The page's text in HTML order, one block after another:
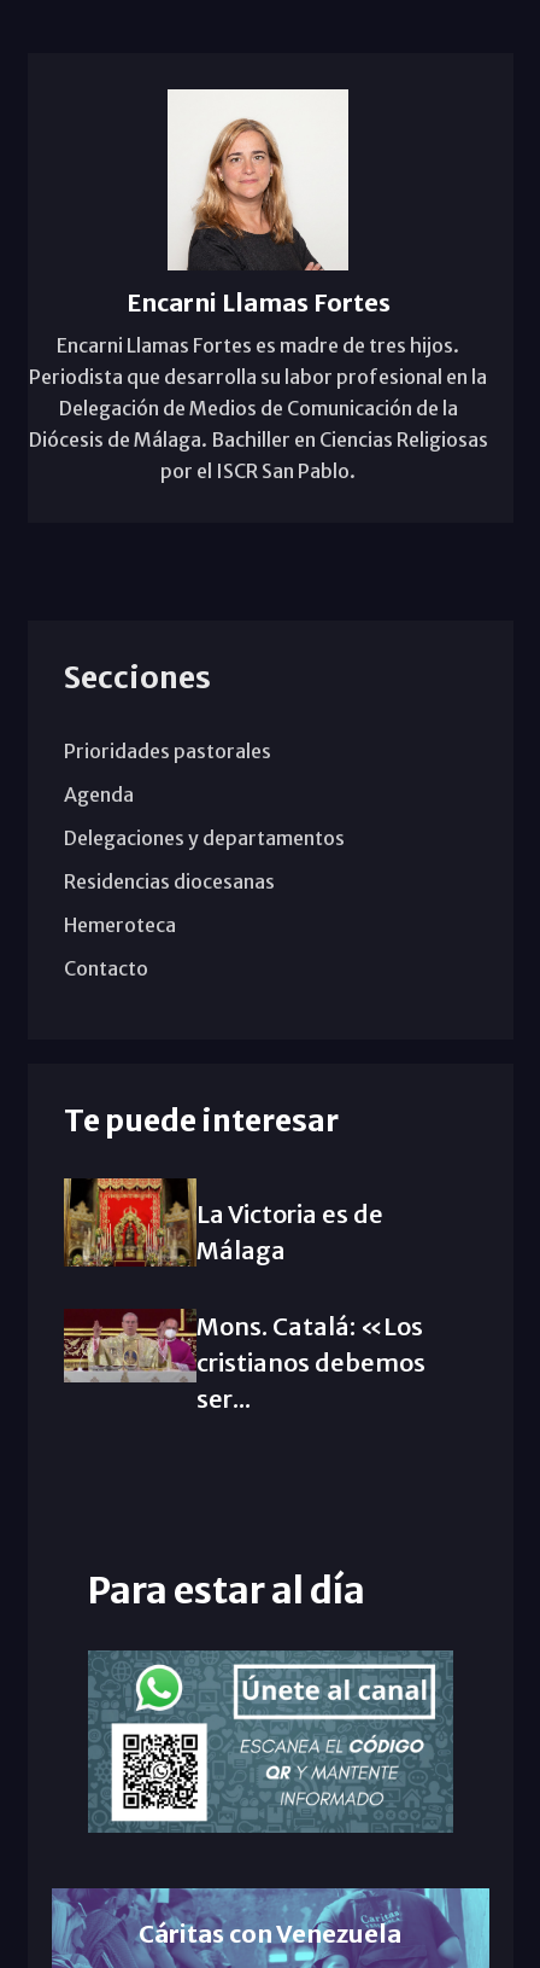
Encarni Llamas Fortes
Encarni Llamas Fortes es madre de tres hijos.
Periodista que desarrolla su labor profesional en la
Delegación de Medios de Comunicación de la
Diócesis de Málaga. Bachiller en Ciencias Religiosas
por el ISCR San Pablo.
Secciones
Prioridades pastorales
Agenda
Delegaciones y departamentos
Residencias diocesanas
Hemeroteca
Contacto
Te puede interesar
La Victoria es de
Málaga
Mons. Catalá: «Los
cristianos debemos
ser...
Para estar al día
Cáritas con Venezuela